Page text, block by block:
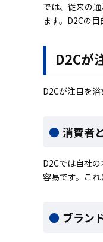
では、従来の
ます。D2Cの
D2Cが
D2Cが注目を浴
消費者
D2Cでは自社
容易です。これ
ブラン